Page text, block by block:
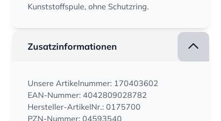
Kunststoffspule, ohne Schutzring.
Zusatzinformationen
Unsere Artikelnummer: 170403602
EAN-Nummer: 4042809028782
Hersteller-ArtikelNr.: 0175700
PZN-Nummer: 04593540